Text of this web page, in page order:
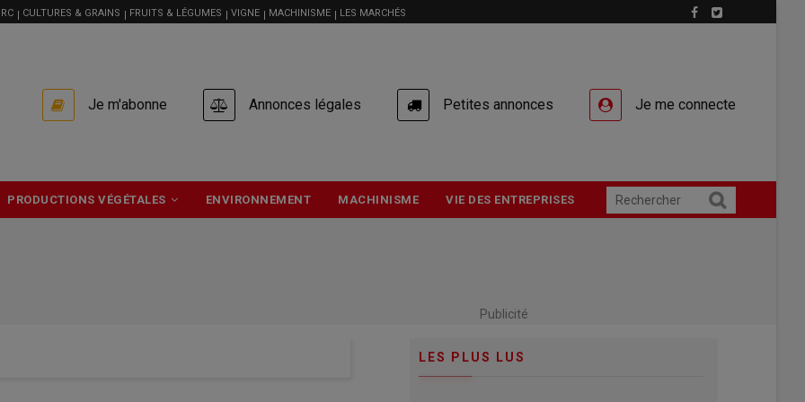
CULTURES & GRAINS FRUITS & LÉGUMES VIGNE MACHINISME LES MARCHÉS
USER
ACCOUNT
MENU
Je m'abonne Annonces légales Petites annonces Je me connecte
PRODUCTIONS VÉGÉTALES ENVIRONNEMENT MACHINISME VIE DES ENTREPRISES
Publicité
LES PLUS LUS